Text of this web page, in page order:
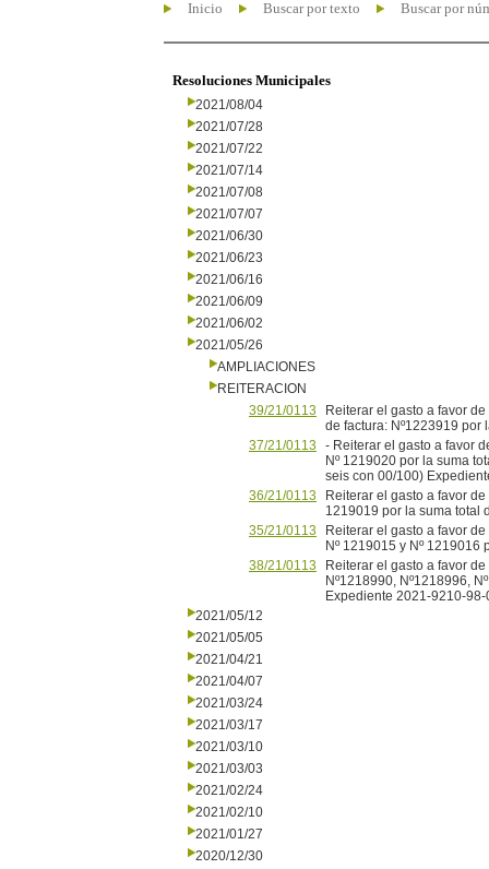
Inicio Buscar por texto Buscar por
Resoluciones Municipales
2021/08/04
2021/07/28
2021/07/22
2021/07/14
2021/07/08
2021/07/07
2021/06/30
2021/06/23
2021/06/16
2021/06/09
2021/06/02
2021/05/26
AMPLIACIONES
REITERACION
39/21/0113
Reiterar el gasto a favor
de factura: Nº1223919
37/21/0113
- Reiterar el gasto a favor
Nº 1219020 por la suma
seis con 00/100)
36/21/0113
Reiterar el gasto a favor
1219019 por la suma total
35/21/0113
Reiterar el gasto a favor
Nº 1219015 y Nº
38/21/0113
Reiterar el gasto a favor
Nº1218990, Nº1218996,
Expediente 2021-9210-
2021/05/12
2021/05/05
2021/04/21
2021/04/07
2021/03/24
2021/03/17
2021/03/10
2021/03/03
2021/02/24
2021/02/10
2021/01/27
2020/12/30